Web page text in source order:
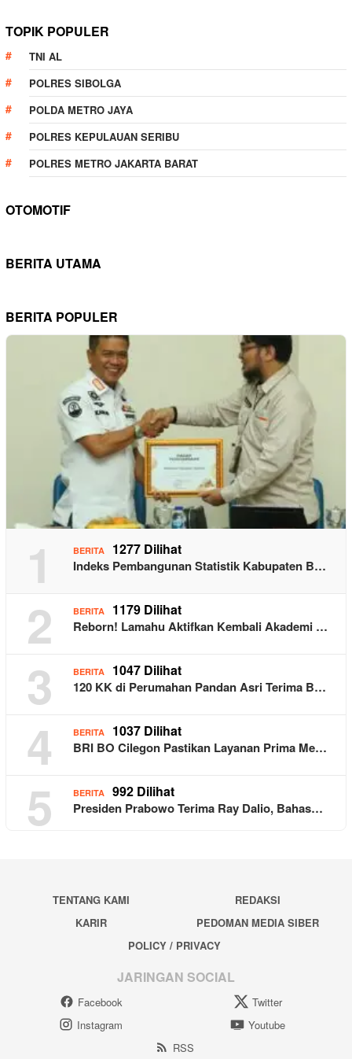
TOPIK POPULER
TNI AL
POLRES SIBOLGA
POLDA METRO JAYA
POLRES KEPULAUAN SERIBU
POLRES METRO JAKARTA BARAT
OTOMOTIF
BERITA UTAMA
BERITA POPULER
1 BERITA 1277 Dilihat
Indeks Pembangunan Statistik Kabupaten B…
2 BERITA 1179 Dilihat
Reborn! Lamahu Aktifkan Kembali Akademi …
3 BERITA 1047 Dilihat
120 KK di Perumahan Pandan Asri Terima B…
4 BERITA 1037 Dilihat
BRI BO Cilegon Pastikan Layanan Prima Me…
5 BERITA 992 Dilihat
Presiden Prabowo Terima Ray Dalio, Bahas…
TENTANG KAMI
REDAKSI
KARIR
PEDOMAN MEDIA SIBER
POLICY / PRIVACY
JARINGAN SOCIAL
Facebook
Twitter
Instagram
Youtube
RSS